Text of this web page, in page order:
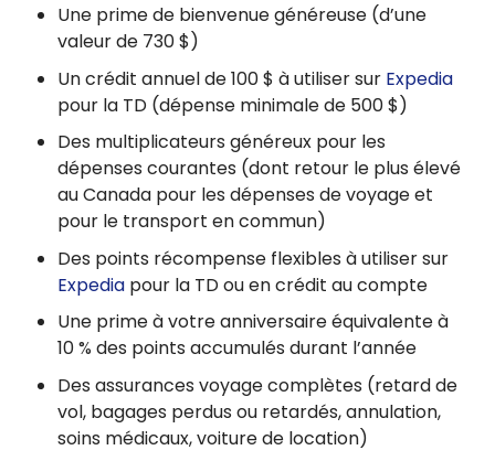
Une prime de bienvenue généreuse (d’une
valeur de 730 $)
Un crédit annuel de100 $ à utiliser sur Expedia
pour la TD (dépense minimale de 500 $)
Des multiplicateurs généreux pour les
dépenses courantes (dont retour le plus élevé
au Canada pour les dépenses de voyage et
pour le transport en commun)
Des points récompense flexibles à utiliser sur
Expedia pour la TD ou en crédit au compte
Une prime à votre anniversaire équivalente à
10 % des points accumulés durant l’année
Des assurances voyage complètes (retard de
vol, bagages perdus ou retardés, annulation,
soins médicaux, voiture de location)